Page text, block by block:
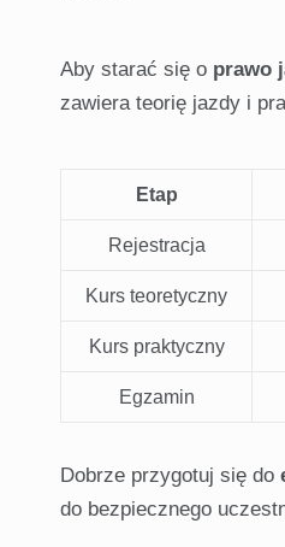
Aby starać się o prawo
zawiera teorię jazdy i
Etap
Rejestracja
Kurs teoretyczny
Kurs praktyczny
Egzamin
Dobrze przygotuj się do
do bezpiecznego